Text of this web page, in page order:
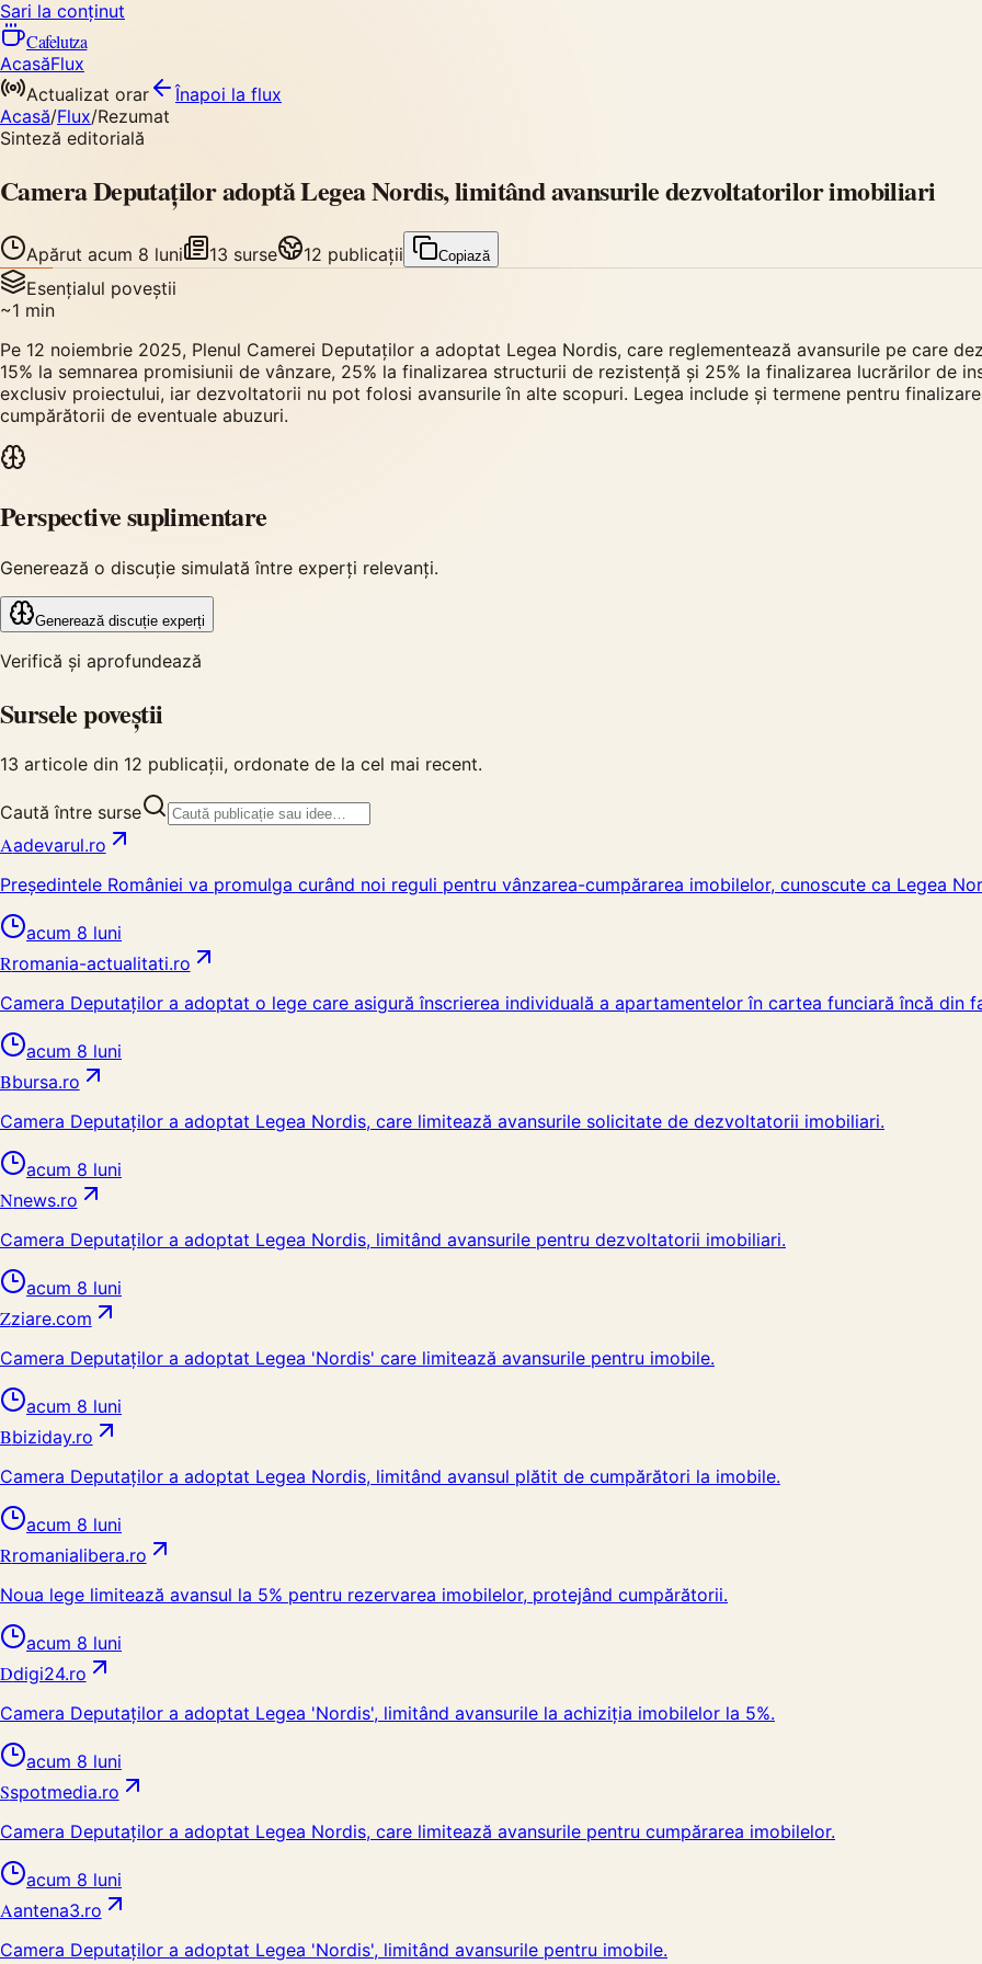
Sari la conținut
Cafelutza
AcasăFlux
Actualizat orar
Înapoi la flux
Acasă/Flux/Rezumat
Sinteză editorială
Camera Deputaților adoptă Legea Nordis, limitând avansurile dezvoltatorilor imobiliari
Apărut acum 8 luni 13 surse 12 publicații Copiază
Esențialul poveștii
~1 min
Pe 12 noiembrie 2025, Plenul Camerei Deputaților a adoptat Legea Nordis, care reglementează avansurile pe care
15% la semnarea promisiunii de vânzare, 25% la finalizarea structurii de rezistență și 25% la finalizarea lucrărilor de
exclusiv proiectului, iar dezvoltatorii nu pot folosi avansurile în alte scopuri. Legea include și termene pentru
cumpărătorii de eventuale abuzuri.
Perspective suplimentare
Generează o discuție simulată între experți relevanți.
Generează discuție experți
Verifică și aprofundează
Sursele poveștii
13 articole din 12 publicații, ordonate de la cel mai recent.
Caută între surse
Aadevarul.ro
Președintele României va promulga curând noi reguli pentru vânzarea-cumpărarea imobilelor, cunoscute ca Legea
acum 8 luni
Rromania-actualitati.ro
Camera Deputaților a adoptat o lege care asigură înscrierea individuală a apartamentelor în cartea funciară încă din
acum 8 luni
Bbursa.ro
Camera Deputaților a adoptat Legea Nordis, care limitează avansurile solicitate de dezvoltatorii imobiliari.
acum 8 luni
Nnews.ro
Camera Deputaților a adoptat Legea Nordis, limitând avansurile pentru dezvoltatorii imobiliari.
acum 8 luni
Zziare.com
Camera Deputaților a adoptat Legea 'Nordis' care limitează avansurile pentru imobile.
acum 8 luni
Bbiziday.ro
Camera Deputaților a adoptat Legea Nordis, limitând avansul plătit de cumpărători la imobile.
acum 8 luni
Rromanialibera.ro
Noua lege limitează avansul la 5% pentru rezervarea imobilelor, protejând cumpărătorii.
acum 8 luni
Ddigi24.ro
Camera Deputaților a adoptat Legea 'Nordis', limitând avansurile la achiziția imobilelor la 5%.
acum 8 luni
Sspotmedia.ro
Camera Deputaților a adoptat Legea Nordis, care limitează avansurile pentru cumpărarea imobilelor.
acum 8 luni
Aantena3.ro
Camera Deputaților a adoptat Legea 'Nordis', limitând avansurile pentru imobile.